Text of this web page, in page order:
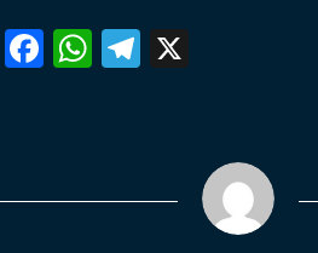
Fa W
pp
Te
m